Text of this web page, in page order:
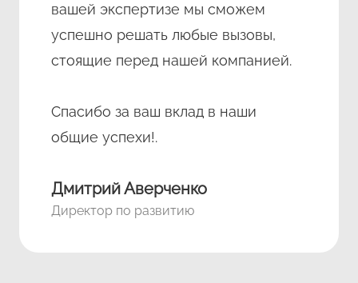
вашей экспертизе мы сможем
успешно решать любые вызовы,
стоящие перед нашей компанией.
Спасибо за ваш вклад в наши
общие успехи!.
Дмитрий Аверченко
Директор по развитию